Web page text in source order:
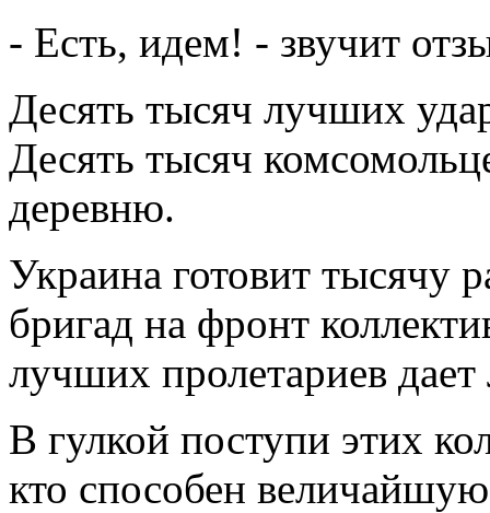
- Есть, идем! - звучит
Десять тысяч лучших
Десять тысяч
деревню.
Украина готовит тысячу
бригад на фронт
лучших пролетариев
В гулкой поступи этих
кто способен